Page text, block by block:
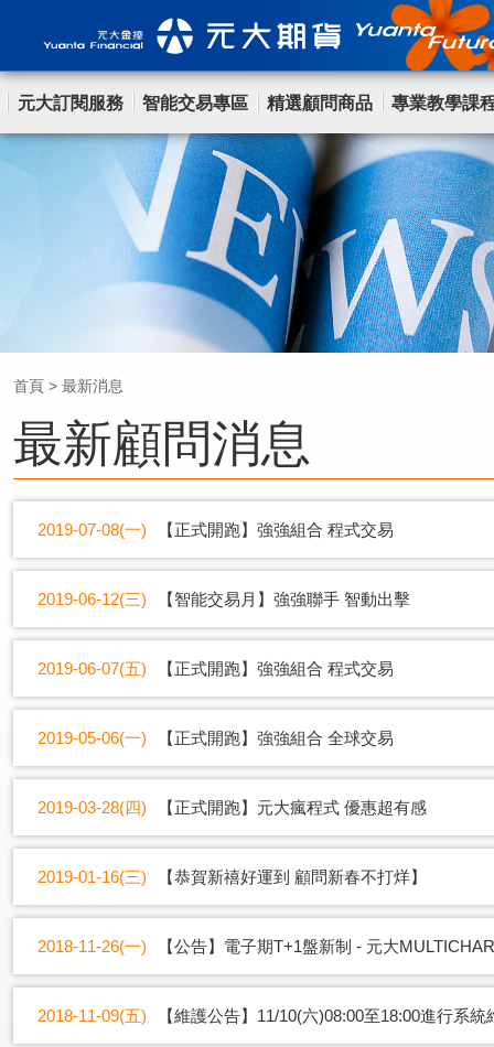
元大訂閱服務 智能交易專區 精選顧問商品 專業教學課
首頁 > 最新消息
最新顧問消息
2019-07-08(一) 【正式開跑】強強組合 程式交易
2019-06-12(三) 【智能交易月】強強聯手 智動出擊
2019-06-07(五) 【正式開跑】強強組合 程式交易
2019-05-06(一) 【正式開跑】強強組合 全球交易
2019-03-28(四) 【正式開跑】元大瘋程式 優惠超有感
2019-01-16(三) 【恭賀新禧好運到 顧問新春不打烊】
2018-11-26(一) 【公告】電子期T+1盤新制 - 元大
2018-11-09(五) 【維護公告】11/10(六)08:00至18:00進行系統